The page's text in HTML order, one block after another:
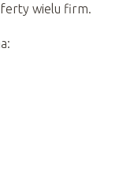
wielu firm.